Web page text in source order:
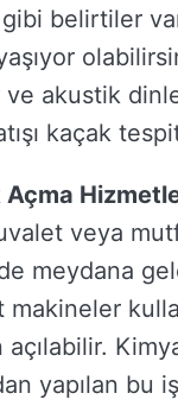
belirtiler
ve akustik
kaçak
Açma
veya
meydana
makineler
yapılan bu